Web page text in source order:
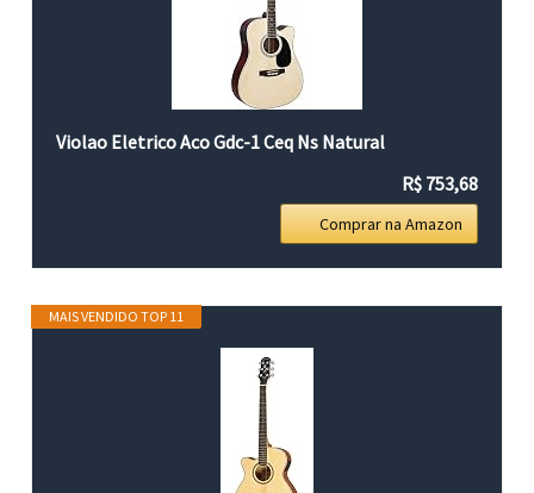
Violao Eletrico Aco Gdc-1 Ceq Ns Natural
R$ 753,68
Comprar na Amazon
MAIS VENDIDO TOP 11